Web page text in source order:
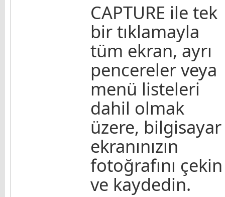
CAPTURE ile tek
bir tıklamayla
tüm ekran, ayrı
pencereler veya
menü listeleri
dahil olmak
üzere, bilgisayar
ekranınızın
fotoğrafını çekin
ve kaydedin.